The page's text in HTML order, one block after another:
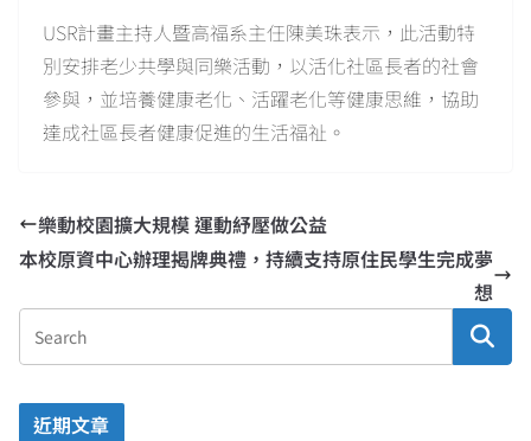
USR計畫主持人暨高福系主任陳美珠表示，此活動特
別安排老少共學與同樂活動，以活化社區長者的社會
參與，並培養健康老化、活躍老化等健康思維，協助
達成社區長者健康促進的生活福祉。
樂動校園擴大規模 運動紓壓做公益
本校原資中心辦理揭牌典禮，持續支持原住民學生完成夢
想
近期文章